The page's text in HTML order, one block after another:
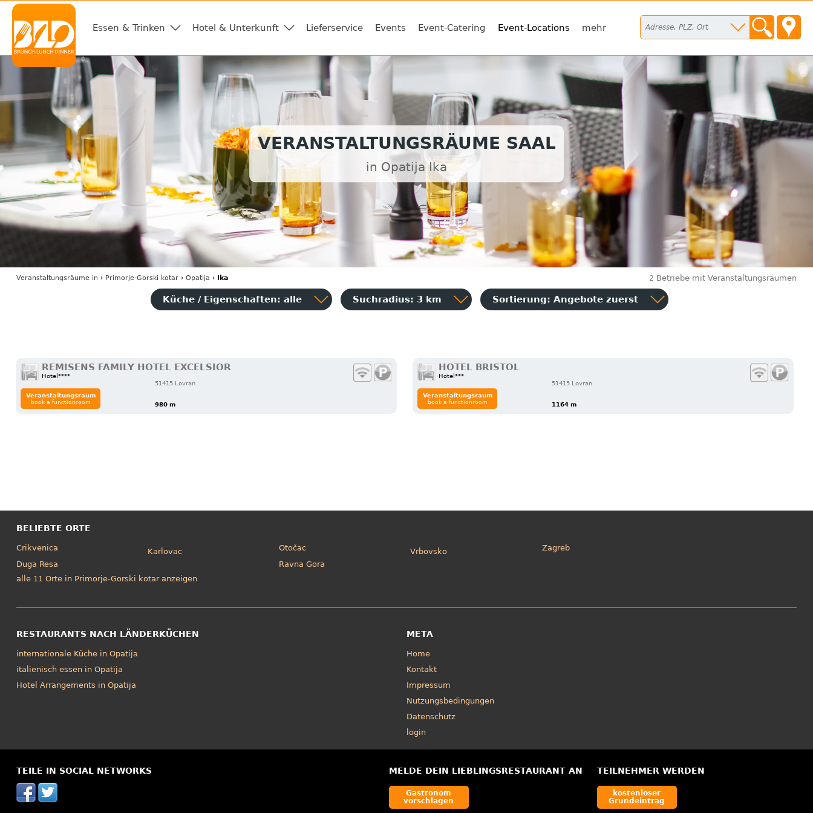
Essen & Trinken Hotel & Unterkunft Lieferservice Events Event-Catering Event-Locations mehr
VERANSTALTUNGSRÄUME SAAL
in Opatija Ika
Veranstaltungsräumein › Primorje-Gorski kotar› Opatija › Ika 2 Betriebe mit Veranstaltungsräumen
Küche / Eigenschaften: alle Suchradius: 3 km Sortierung: Angebote zuerst
REMISENS FAMILY HOTEL EXCELSIOR
Hotel****
51415 Lovran
980 m
Veranstaltungsraum
book a functionroom
HOTEL BRISTOL
Hotel***
51415 Lovran
1164 m
Veranstaltungsraum
book a functionroom
BELIEBTE ORTE
Crikvenica
Duga Resa
Karlovac
Otočac
Ravna Gora
Vrbovsko Zagreb
alle 11 Orte in Primorje-Gorski kotar anzeigen
RESTAURANTS NACH LÄNDERKÜCHEN
internationale Küche in Opatija
italienisch essen in Opatija
Hotel Arrangements in Opatija
META
Home
Kontakt
Impressum
Nutzungsbedingungen
Datenschutz
login
TEILE IN SOCIAL NETWORKS MELDE DEIN LIEBLINGSRESTAURANT AN
Gastronom
vorschlagen
TEILNEHMER WERDEN
kostenloser
Grundeintrag